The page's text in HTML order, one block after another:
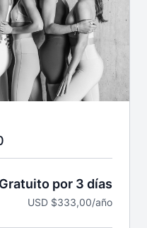
Gratuito por 3 días
USD $333,00/año